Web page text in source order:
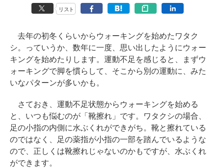
リスト
去年の初冬くらいからウォーキングを始めたワタク
シ。っていうか、数年に一度、思い出したようにウォー
キングを始めたりします。運動不足を感じると、まずウ
ォーキングで脚を慣らして、そこから別の運動に、みた
いなパターンが多いかも。
さておき、運動不足状態からウォーキングを始める
と、いつも悩むのが「靴擦れ」です。ワタクシの場合、
足の小指の内側に水ぶくれができがち。靴と擦れている
のではなく、足の薬指が小指の一部を踏んでいるような
ので、正しくは靴擦れじゃないのかもですが、水ぶくれ
ができます。